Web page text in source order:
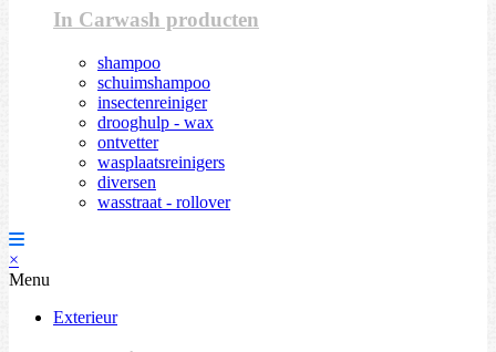
In Carwash producten
shampoo
schuimshampoo
insectenreiniger
drooghulp - wax
ontvetter
wasplaatsreinigers
diversen
wasstraat - rollover
×
Menu
Exterieur